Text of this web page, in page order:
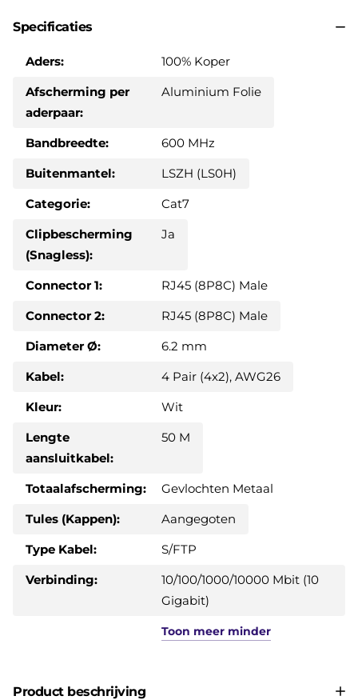
Specificaties
Aders:
100% Koper
Afscherming per
aderpaar:
Aluminium Folie
Bandbreedte:
600 MHz
Buitenmantel:
LSZH (LS0H)
Categorie:
Cat7
Clipbescherming
(Snagless):
Ja
Connector 1:
RJ45 (8P8C) Male
Connector 2:
RJ45 (8P8C) Male
Diameter Ø:
6.2 mm
Kabel:
4 Pair (4x2), AWG26
Kleur:
Wit
Lengte
aansluitkabel:
50 M
Totaalafscherming:
Gevlochten Metaal
Tules (Kappen):
Aangegoten
Type Kabel:
S/FTP
Verbinding:
10/100/1000/10000 Mbit (10
Gigabit)
Toon meer minder
Product beschrijving